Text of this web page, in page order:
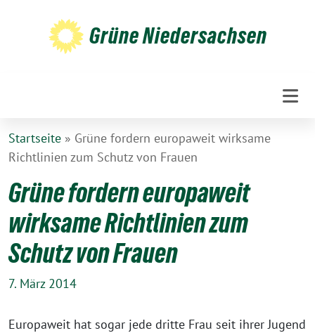
Grüne Niedersachsen
Startseite » Grüne fordern europaweit wirksame
Richtlinien zum Schutz von Frauen
Grüne fordern europaweit
wirksame Richtlinien zum
Schutz von Frauen
7. März 2014
Europaweit hat sogar jede dritte Frau seit ihrer Jugend